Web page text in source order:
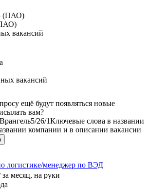
вакансий
вакансий
ещё будут появляться новые
вам?
Врангель5/26/1Ключевые слова в названии
компании и в описании вакансии
логистике/менеджер по ВЭД
за месяц, на руки